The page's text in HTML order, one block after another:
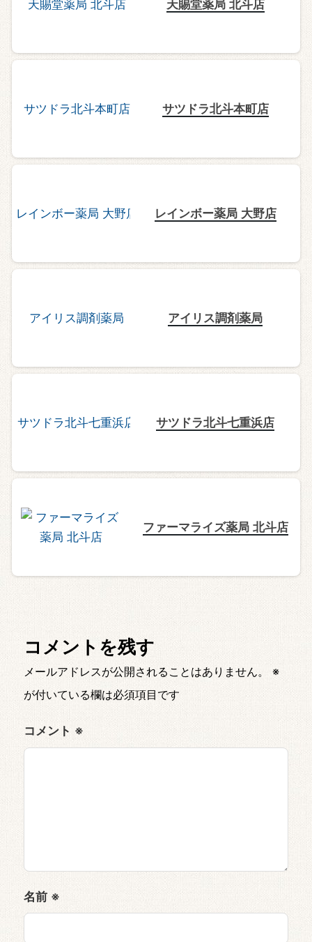
天賜堂薬局 北斗店
サツドラ北斗本町店
レインボー薬局 大野店
アイリス調剤薬局
サツドラ北斗七重浜店
ファーマライズ薬局 北斗店
コメントを残す
メールアドレスが公開されることはありません。
※
が付いている欄は必須項目です
コメント ※
名前 ※